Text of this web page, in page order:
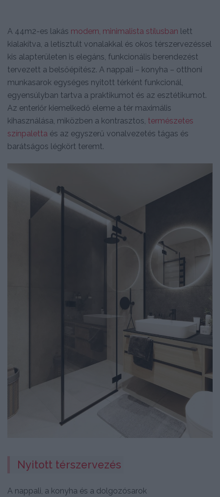
A 44m2-es lakás modern, minimalista stílusban lett
kialakítva, a letisztult vonalakkal és okos térszervezéssel
kis alapterületen is elegáns, funkcionális berendezést
tervezett a belsőépítész. A nappali – konyha – otthoni
munkasarok egységes nyitott térként funkcionál,
egyensúlyban tartva a praktikumot és az esztétikumot.
Az enteriőr kiemelkedő eleme a tér maximális
kihasználása, miközben a kontrasztos, természetes
színpaletta és az egyszerű vonalvezetés tágas és
barátságos légkört teremt.
Nyitott térszervezés
A nappali, a konyha és a dolgozósarok